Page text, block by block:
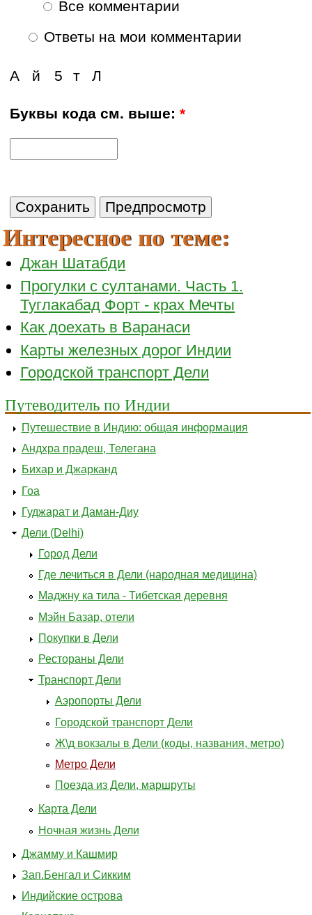
Все комментарии
Ответы на мои комментарии
5
й
А т Л
Буквы кода см. выше:*
Интересное по теме:
Джан Шатабди
Прогулки с султанами. Часть 1.
Туглакабад Форт - крах Мечты
Как доехать в Варанаси
Карты железных дорог Индии
Городской транспорт Дели
Путеводитель по Индии
Путешествие в Индию: общая информация
Андхра прадеш, Телегана
Бихар и Джарканд
Гоа
Гуджарат и Даман-Диу
Дели (Delhi)
Город Дели
Где лечиться в Дели (народная медицина)
Маджну ка тила - Тибетская деревня
Мэйн Базар, отели
Покупки в Дели
Рестораны Дели
Транспорт Дели
Аэропорты Дели
Городской транспорт Дели
Ж\д вокзалы в Дели (коды, названия, метро)
Метро Дели
Поезда из Дели, маршруты
Карта Дели
Ночная жизнь Дели
Джамму и Кашмир
Зап.Бенгал и Сикким
Индийские острова